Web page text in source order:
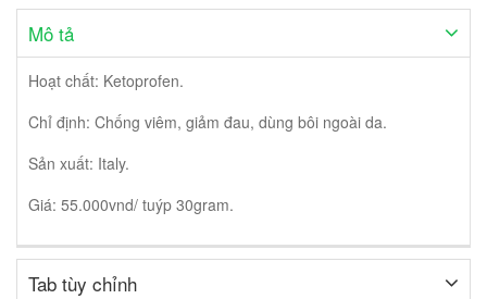
Mô tả
Hoạt chất: Ketoprofen.
Chỉ định: Chống viêm, giảm đau, dùng bôi ngoài da.
Sản xuất: Italy.
Giá: 55.000vnd/ tuýp 30gram.
Tab tùy chỉnh